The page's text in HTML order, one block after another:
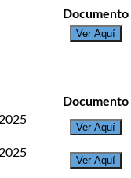
Documento
Ver Aquí
Documento
Ver Aquí
Ver Aquí